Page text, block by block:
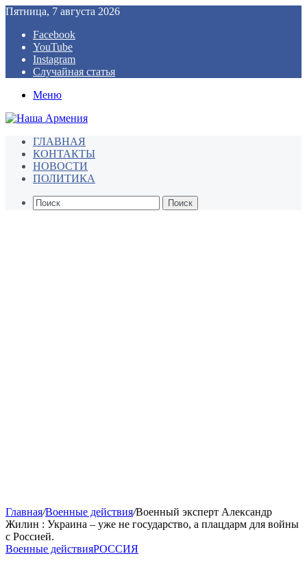
Пятница, 7 августа 2026
Facebook
YouTube
Instagram
Случайная статья
Меню
ГЛАВНАЯ
КОНТАКТЫ
НОВОСТИ
ПОЛИТИКА
Поиск
Главная/Военные действия/Военный эксперт Александр
Жилин : Украина – уже не государство, а плацдарм для войны
с Россией.
Военные действияРОССИЯ